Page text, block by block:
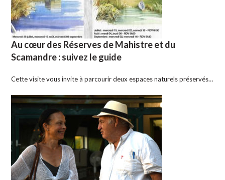
Au cœur des Réserves de Mahistre et du
Scamandre : suivez le guide
Cette visite vous invite à parcourir deux espaces naturels préservés…